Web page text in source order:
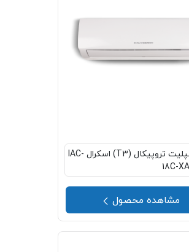
کولر اسپلیت تروپیکال (T3) اسکرال IAC-
18C-
مشاهده محصول